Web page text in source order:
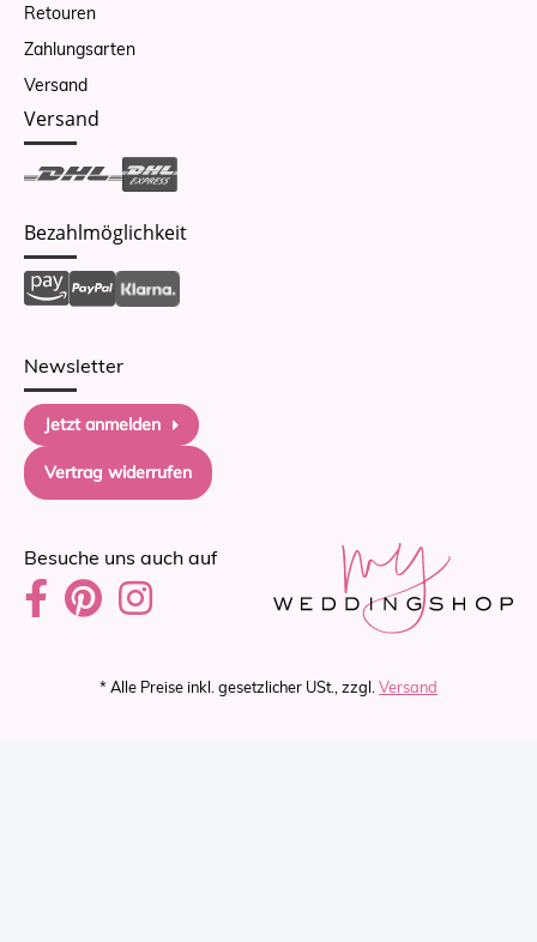
Retouren
Zahlungsarten
Versand
Versand
Bezahlmöglichkeit
Newsletter
Jetzt anmelden
Vertrag widerrufen
Besuche uns auch auf
* Alle Preise inkl. gesetzlicher USt., zzgl.Versand